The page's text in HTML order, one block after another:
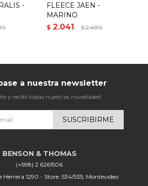
-
FLEECE JAEN -
MARINO
$ 2.041 $ 2.490
(+598) 2 6261506
Herrera 1290 - Store: 534/535, Montevideo
a nuestra newsletter
y recibí todas nuestras novedades!
SUSCRIBIRME